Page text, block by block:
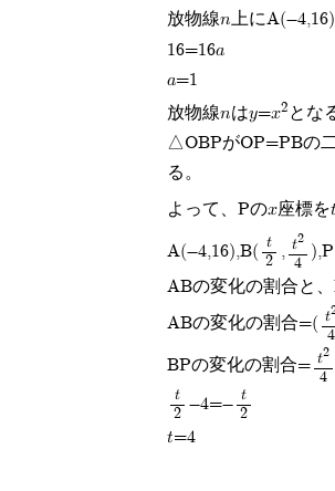
放物線n上にA(-
16=16a
a=1
放物線nはy=x2 とな
△OBPがOP=PBの
る。
よって、Pのx座標
A(-4,16),B(
t
2
t2
4
ABの変化の割合と
ABの変化の割合=( t
4
BPの変化の割合= t2
4
t
2
-4=-
t
2
t=4